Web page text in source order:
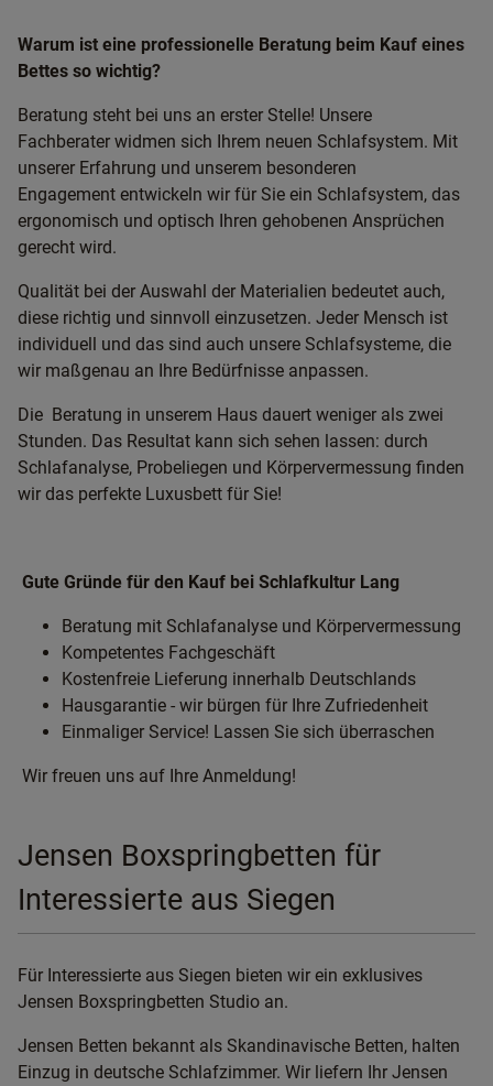
Warum ist eine professionelle Beratung beim Kauf eines
Bettes so wichtig?
Beratung steht bei uns an erster Stelle! Unsere
Fachberater widmen sich Ihrem neuen Schlafsystem. Mit
unserer Erfahrung und unserem besonderen
Engagement entwickeln wir für Sie ein Schlafsystem, das
ergonomisch und optisch Ihren gehobenen Ansprüchen
gerecht wird.
Qualität bei der Auswahl der Materialien bedeutet auch,
diese richtig und sinnvoll einzusetzen. Jeder Mensch ist
individuell und das sind auch unsere Schlafsysteme, die
wir maßgenau an Ihre Bedürfnisse anpassen.
Die Beratung in unserem Haus dauert weniger als zwei
Stunden. Das Resultat kann sich sehen lassen: durch
Schlafanalyse, Probeliegen und Körpervermessung finden
wir das perfekte Luxusbett für Sie!
Gute Gründe für den Kauf bei Schlafkultur Lang
Beratung mit Schlafanalyse und Körpervermessung
Kompetentes Fachgeschäft
Kostenfreie Lieferung innerhalb Deutschlands
Hausgarantie - wir bürgen für Ihre Zufriedenheit
Einmaliger Service! Lassen Sie sich überraschen
Wir freuen uns auf Ihre Anmeldung!
Jensen Boxspringbetten für
Interessierte aus Siegen
Für Interessierte aus Siegen bieten wir ein exklusives
Jensen Boxspringbetten Studio an.
Jensen Betten bekannt als Skandinavische Betten, halten
Einzug in deutsche Schlafzimmer. Wir liefern Ihr Jensen